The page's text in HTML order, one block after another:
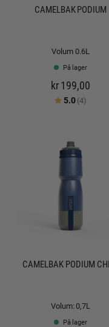
CAMELBAK PODIUM
Volum 0.6L
På lager
kr 199,00
Karakter:
5.0(4) av 5
CAMELBAK PODIUM
Volum: 0,7L
På lager